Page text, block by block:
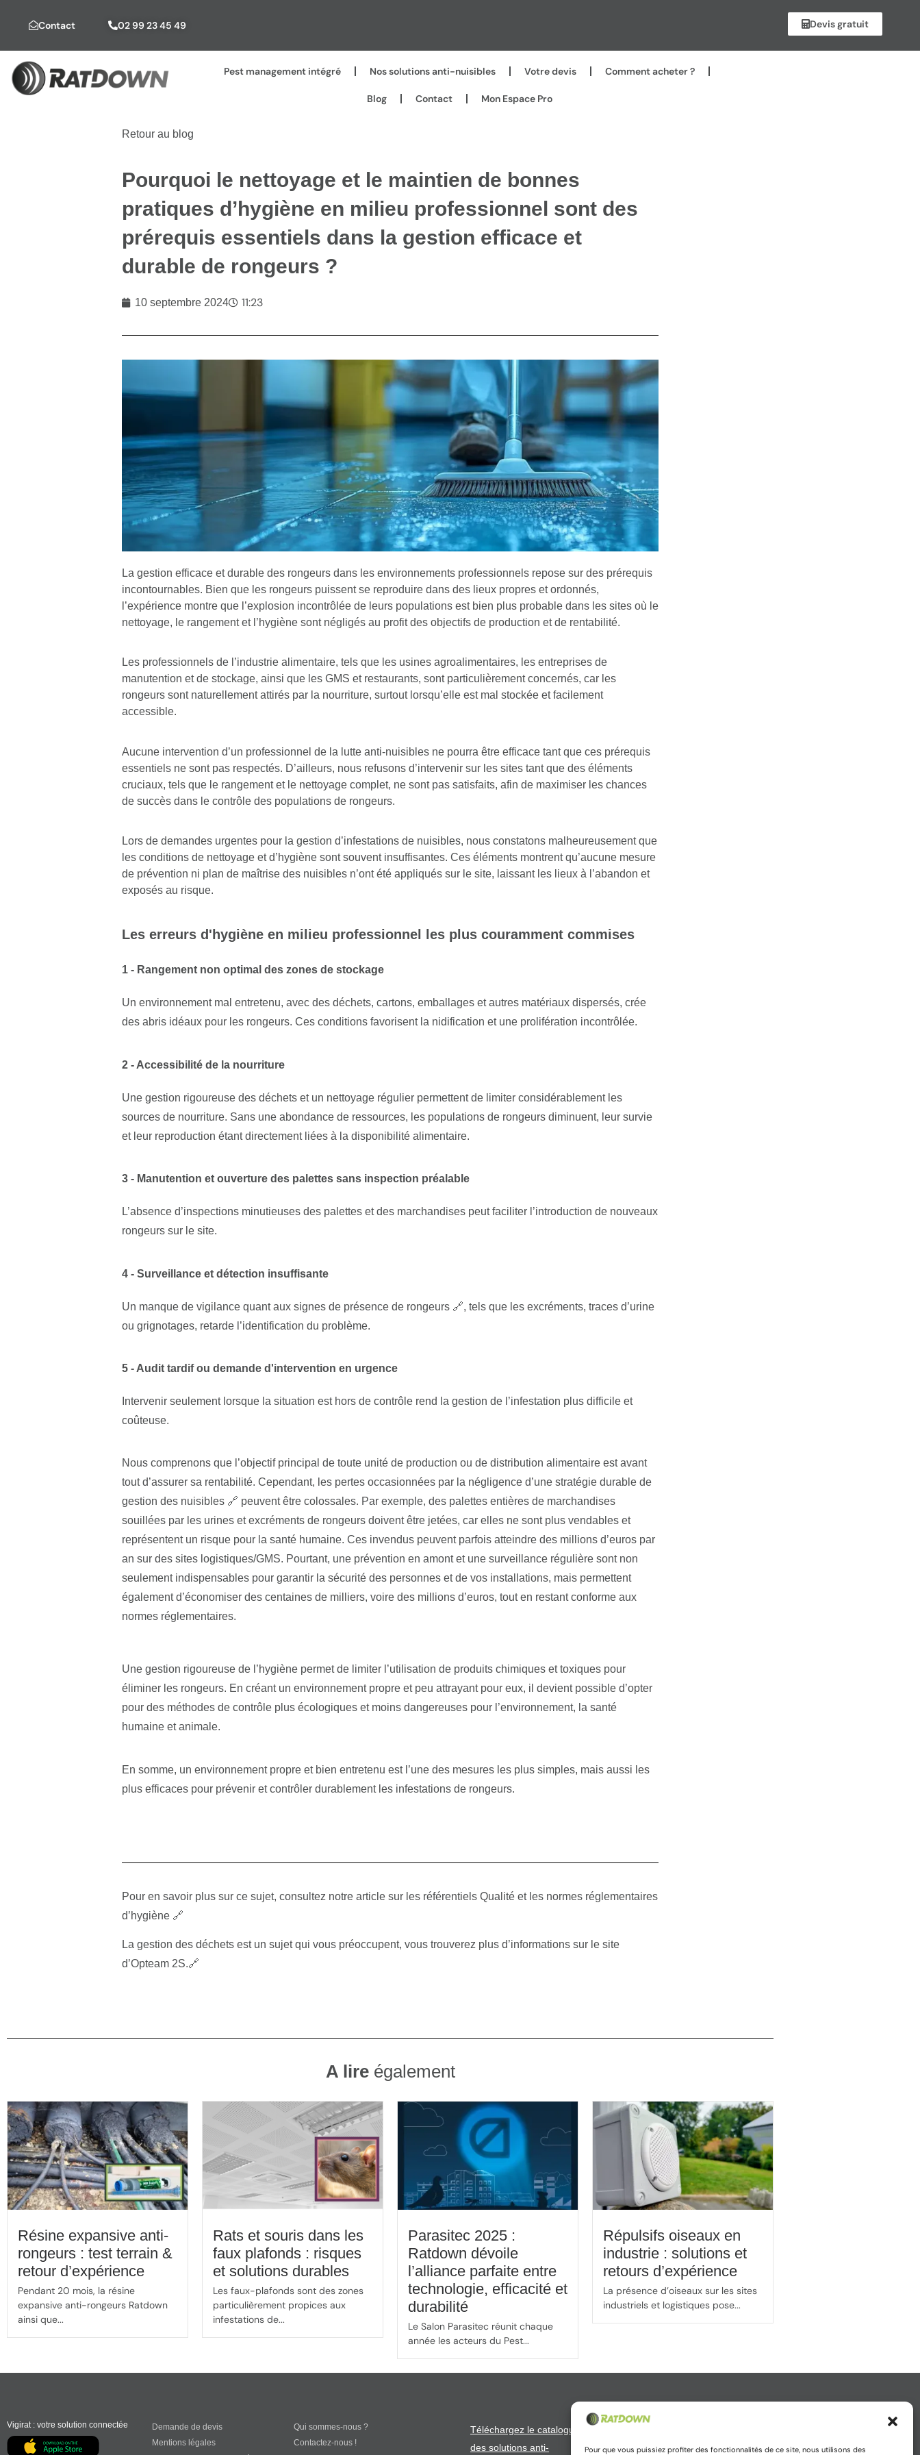
Pour que vous puissiez profiter des fonctionnalités de ce site, nous utilisons des
Contact 02 99 23 45 49 Devis gratuit
Pest management intégré Nos solutions anti-nuisibles Votre devis Comment acheter ?
Blog Contact Mon Espace Pro
Retour au blog
Pourquoi le nettoyage et le maintien de bonnes
pratiques d’hygiène en milieu professionnel sont des
prérequis essentiels dans la gestion efficace et
durable de rongeurs ?
10 septembre 2024 11:23
La gestion efficace et durable des rongeurs dans les environnements professionnels repose sur des prérequis
incontournables. Bien que les rongeurs puissent se reproduire dans des lieux propres et ordonnés,
l’expérience montre que l’explosion incontrôlée de leurs populations est bien plus probable dans les sites où le
nettoyage, le rangement et l’hygiène sont négligés au profit des objectifs de production et de rentabilité.
Les professionnels de l’industrie alimentaire, tels que les usines agroalimentaires, les entreprises de
manutention et de stockage, ainsi que les GMS et restaurants, sont particulièrement concernés, car les
rongeurs sont naturellement attirés par la nourriture, surtout lorsqu’elle est mal stockée et facilement
accessible.
Aucune intervention d’un professionnel de la lutte anti-nuisibles ne pourra être efficace tant que ces prérequis
essentiels ne sont pas respectés. D’ailleurs, nous refusons d’intervenir sur les sites tant que des éléments
cruciaux, tels que le rangement et le nettoyage complet, ne sont pas satisfaits, afin de maximiser les chances
de succès dans le contrôle des populations de rongeurs.
Lors de demandes urgentes pour la gestion d’infestations de nuisibles, nous constatons malheureusement que
les conditions de nettoyage et d’hygiène sont souvent insuffisantes. Ces éléments montrent qu’aucune mesure
de prévention ni plan de maîtrise des nuisibles n’ont été appliqués sur le site, laissant les lieux à l’abandon et
exposés au risque.
Les erreurs d'hygiène en milieu professionnel les plus couramment commises
1 - Rangement non optimal des zones de stockage
Un environnement mal entretenu, avec des déchets, cartons, emballages et autres matériaux dispersés, crée
des abris idéaux pour les rongeurs. Ces conditions favorisent la nidification et une prolifération incontrôlée.
2 - Accessibilité de la nourriture
Une gestion rigoureuse des déchets et un nettoyage régulier permettent de limiter considérablement les
sources de nourriture. Sans une abondance de ressources, les populations de rongeurs diminuent, leur survie
et leur reproduction étant directement liées à la disponibilité alimentaire.
3 - Manutention et ouverture des palettes sans inspection préalable
L’absence d’inspections minutieuses des palettes et des marchandises peut faciliter l’introduction de nouveaux
rongeurs sur le site.
4 - Surveillance et détection insuffisante
Un manque de vigilance quant aux signes de présence de rongeurs 🔗, tels que les excréments, traces d’urine
ou grignotages, retarde l’identification du problème.
5 - Audit tardif ou demande d'intervention en urgence
Intervenir seulement lorsque la situation est hors de contrôle rend la gestion de l’infestation plus difficile et
coûteuse.
Nous comprenons que l’objectif principal de toute unité de production ou de distribution alimentaire est avant
tout d’assurer sa rentabilité. Cependant, les pertes occasionnées par la négligence d’une stratégie durable de
gestion des nuisibles 🔗 peuvent être colossales. Par exemple, des palettes entières de marchandises
souillées par les urines et excréments de rongeurs doivent être jetées, car elles ne sont plus vendables et
représentent un risque pour la santé humaine. Ces invendus peuvent parfois atteindre des millions d’euros par
an sur des sites logistiques/GMS. Pourtant, une prévention en amont et une surveillance régulière sont non
seulement indispensables pour garantir la sécurité des personnes et de vos installations, mais permettent
également d’économiser des centaines de milliers, voire des millions d’euros, tout en restant conforme aux
normes réglementaires.
Une gestion rigoureuse de l’hygiène permet de limiter l’utilisation de produits chimiques et toxiques pour
éliminer les rongeurs. En créant un environnement propre et peu attrayant pour eux, il devient possible d’opter
pour des méthodes de contrôle plus écologiques et moins dangereuses pour l’environnement, la santé
humaine et animale.
En somme, un environnement propre et bien entretenu est l’une des mesures les plus simples, mais aussi les
plus efficaces pour prévenir et contrôler durablement les infestations de rongeurs.
Pour en savoir plus sur ce sujet, consultez notre article sur les référentiels Qualité et les normes réglementaires
d’hygiène 🔗
La gestion des déchets est un sujet qui vous préoccupent, vous trouverez plus d’informations sur le site
d’Opteam 2S.🔗
A lireégalement
Résine expansive anti-
rongeurs : test terrain &
retour d’expérience
Pendant 20 mois, la résine
expansive anti-rongeurs Ratdown
ainsi que...
Rats et souris dans les
faux plafonds : risques
et solutions durables
Les faux-plafonds sont des zones
particulièrement propices aux
infestations de...
Parasitec 2025 :
Ratdown dévoile
l’alliance parfaite entre
technologie, efficacité et
durabilité
Le Salon Parasitec réunit chaque
année les acteurs du Pest...
Répulsifs oiseaux en
industrie : solutions et
retours d’expérience
La présence d’oiseaux sur les sites
industriels et logistiques pose...
Vigirat : votre solution connectée
Demande de devis
Mentions légales
Qui sommes-nous ?
Contactez-nous !
Téléchargez le catalogue
des solutions anti-
Abonnez-vous à notre newsletter